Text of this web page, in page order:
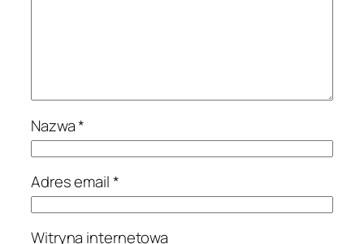
Nazwa*
Adres email*
Witryna internetowa